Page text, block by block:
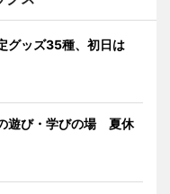
グッズ35種、初日は
遊び・学びの場 夏休